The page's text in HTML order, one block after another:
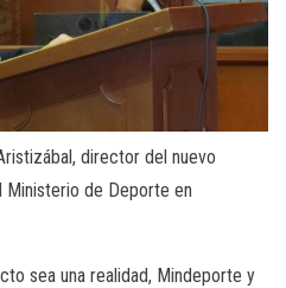
director del nuevo
de Deporte en
sea una realidad, Mindeporte y